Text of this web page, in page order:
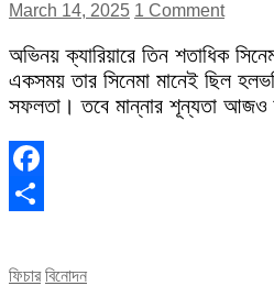
March 14, 2025 1 Comment
অভিনয় ক্যারিয়ারে তিন শতাধিক
একসময় তার সিনেমা মানেই ছিল
সফলতা। তবে মান্নার শূন্যতা আজও
Facebook
ফিচার বিনোদন